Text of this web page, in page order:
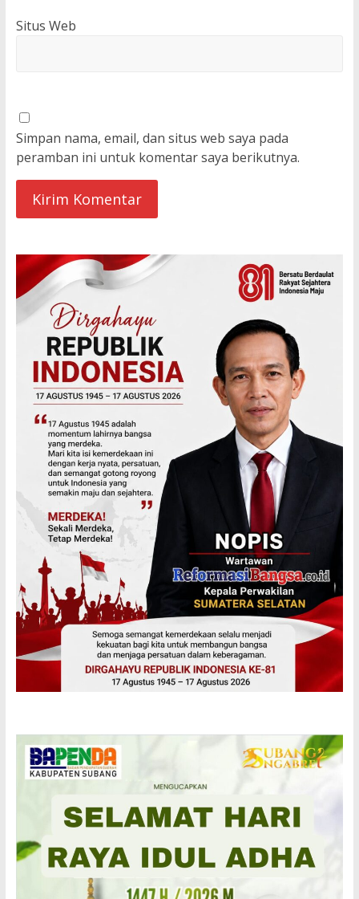
Situs Web
Simpan nama, email, dan situs web saya pada
peramban ini untuk komentar saya berikutnya.